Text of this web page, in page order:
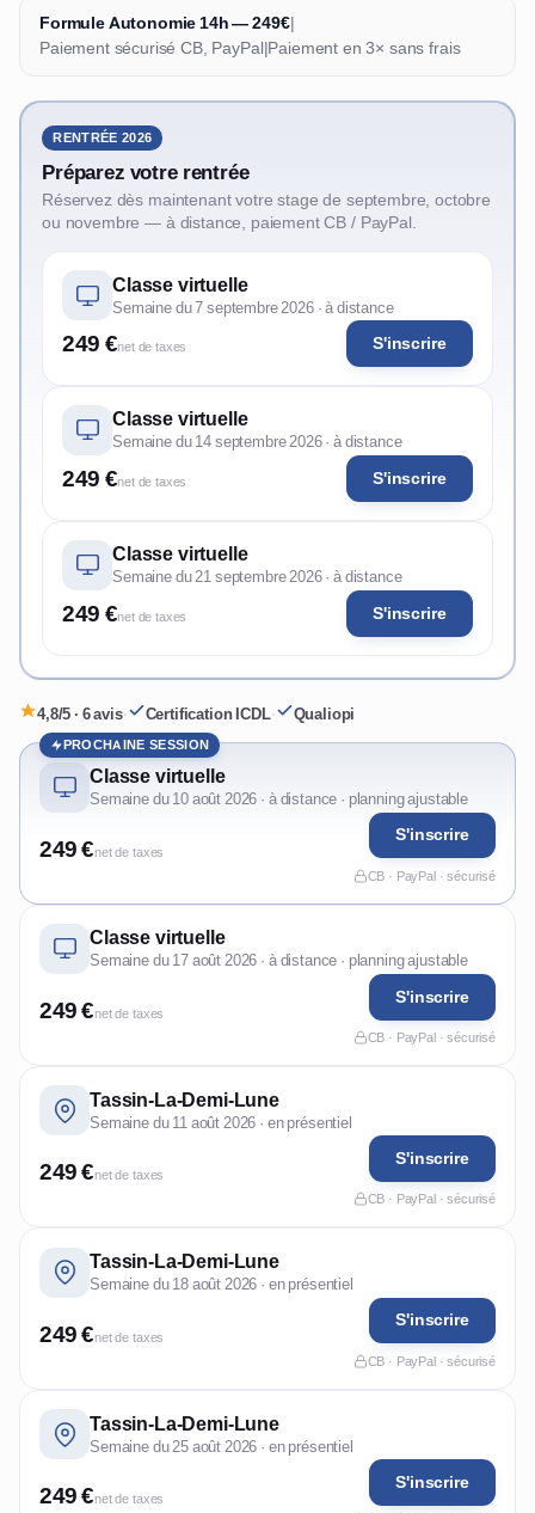
Formule Autonomie 14h — 249€|
Paiement sécurisé CB, PayPal|Paiement en 3× sans frais
RENTRÉE 2026
Préparez votre rentrée
Réservez dès maintenant votre stage de septembre, octobre
ou novembre — à distance, paiement CB / PayPal.
Classe virtuelle
Semaine du 7 septembre 2026 · à distance
249 €net de taxes S'inscrire
Classe virtuelle
Semaine du 14 septembre 2026 · à distance
249 €net de taxes S'inscrire
Classe virtuelle
Semaine du 21 septembre 2026 · à distance
249 €net de taxes S'inscrire
4,8/5 · 6 avis· Certification ICDL· Qualiopi
PROCHAINE SESSION
Classe virtuelle
Semaine du 10 août 2026 · à distance · planning ajustable
249 €net de taxes
S'inscrire
CB · PayPal · sécurisé
Classe virtuelle
Semaine du 17 août 2026 · à distance · planning ajustable
249 €net de taxes
S'inscrire
CB · PayPal · sécurisé
Tassin-La-Demi-Lune
Semaine du 11 août 2026 · en présentiel
249 €net de taxes
S'inscrire
CB · PayPal · sécurisé
Tassin-La-Demi-Lune
Semaine du 18 août 2026 · en présentiel
249 €net de taxes
S'inscrire
CB · PayPal · sécurisé
Tassin-La-Demi-Lune
Semaine du 25 août 2026 · en présentiel
249 €net de taxes
S'inscrire